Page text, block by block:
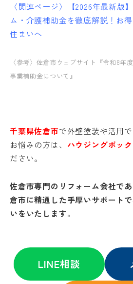
〈関連ページ〉
【2026年最新版
ム・介護補助金を徹底解説！お
住まいへ
〈参考〉 佐倉市ウェブサイト『令和8年
事業補助金について』
千葉県佐倉市で外壁塗装や活用
お悩みの方は、 ハウジングボッ
ださい。
佐倉市専門のリフォーム会社で
倉市に精通した手厚いサポート
いをいたします。
LINE相談